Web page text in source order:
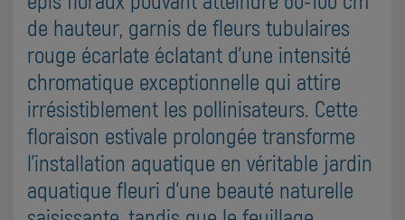
de hauteur, garnis de fleurs tubulaires
rouge écarlate éclatant d'une intensité
chromatique exceptionnelle qui attire
irrésistiblement les pollinisateurs. Cette
floraison estivale prolongée transforme
l'installation aquatique en véritable jardin
aquatique fleuri d'une beauté naturelle